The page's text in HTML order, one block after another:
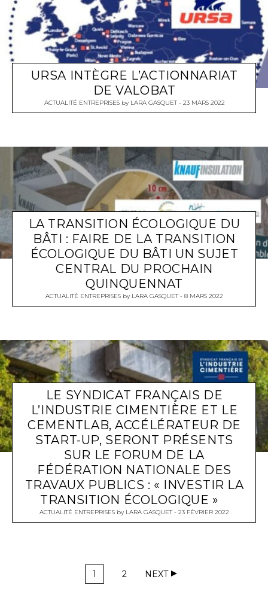
URSA INTÈGRE L’ACTIONNARIAT
DE VALOBAT
ACTUALITÉ ENTREPRISESby LARA GASQUET 23 MARS 2022
LA TRANSITION ÉCOLOGIQUE DU
BÂTI : FAIRE DE LA TRANSITION
ÉCOLOGIQUE DU BÂTI UN SUJET
CENTRAL DU PROCHAIN
QUINQUENNAT
ACTUALITÉ ENTREPRISES by LARA GASQUET 8 MARS 2022
LE SYNDICAT FRANÇAIS DE
L’INDUSTRIE CIMENTIÈRE ET LE
CEMENTLAB, ACCÉLÉRATEUR DE
START-UP, SERONT PRÉSENTS
SUR LE FORUM DE LA
FÉDÉRATION NATIONALE DES
TRAVAUX PUBLICS : « INVESTIR LA
TRANSITION ÉCOLOGIQUE »
ACTUALITÉ ENTREPRISES by LARA GASQUET 23 FÉVRIER 2022
1 2 NEXT